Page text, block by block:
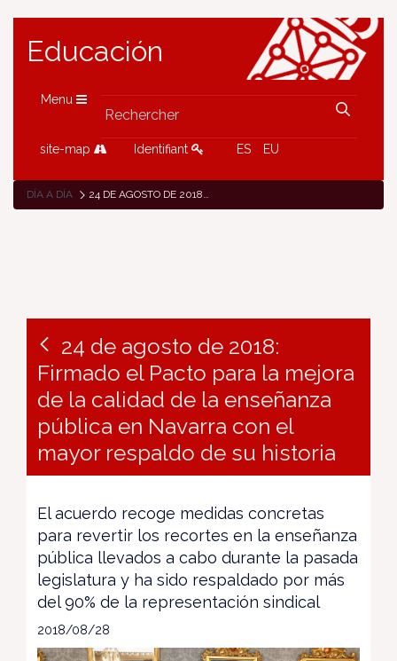
Educación
Menu
site-map Identifiant ES EU
DÍA A DÍA 24 DE AGOSTO DE 2018: FIRMADO EL PACTO PARA LA MEJORA DE LA CALIDAD DE LA ENSEÑANZA PÚBLICA EN NAVARRA CON EL MAYOR RESPALDO DE SU HISTORIA
24 de agosto de 2018:
Firmado el Pacto para la mejora
de la calidad de la enseñanza
pública en Navarra con el
mayor respaldo de su historia
El acuerdo recoge medidas concretas
para revertir los recortes en la enseñanza
pública llevados a cabo durante la pasada
legislatura y ha sido respaldado por más
del 90% de la representación sindical
2018/08/28